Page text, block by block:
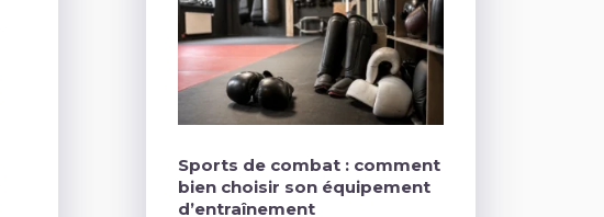
Sports de combat : comment
bien choisir son équipement
d’entraînement